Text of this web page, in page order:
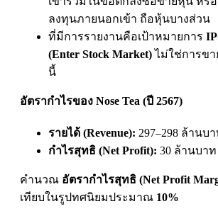
ลงทุนภายนอกเข้า ถือหุ้นบางส่วน
ที่มีการรายงานคือเป้าหมายการ
(Enter Stock Market)ไม่ใช่การข
นี้
อัตรากําไรของ Nose Tea (ปี 2567)
รายได้ (Revenue): 297–298 ล้านบา
กําไรสุทธิ (Net Profit): 30 ล้านบาท
คํานวณ อัตรากําไรสุทธิ (Net Profit
เทียบในรูปทศนิยมประมาณ 10%